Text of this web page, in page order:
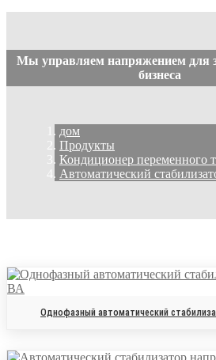
Мы управляем напряжением для
бизнеса
дом
Продукты
Кондиционер переменного
Автоматический
Однофазный автоматический